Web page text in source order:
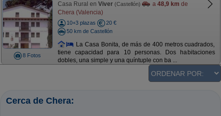
8 Fotos
Casa Rural en Viver (Castellón) a 48,9 km de
Chera (Valencia)
10+3 plazas
20 €
50 km de Castellón
La Casa Bonita, de más de 400 metros cuadrados,
tiene capacidad para 10 personas. Dos habitaciones
dobles, una simple y una quíntuple con ba ...
Cerca de Chera: